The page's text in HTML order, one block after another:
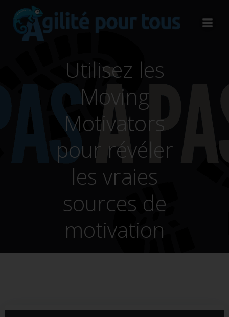
au
contenu
Utilisez les
Moving
Motivators
pour révéler
les vraies
sources de
motivation